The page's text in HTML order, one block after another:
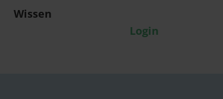
Wissen
Login